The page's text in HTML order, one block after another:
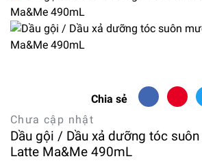
Chia sẻ
Chưa cập nhật
Dầu gội / Dầu xả dưỡng tóc
Latte Ma&Me 490mL